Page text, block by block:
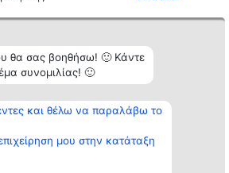
θα σας βοηθήσω! 🙂 Κάντε
συνομιλίας! 🙂
και θέλω να παραλάβω το
μου στην κατάταξη
Κατάταξη
Διακριθέντες
Λίστα όλων
διακριθέντων
Μεθοδολογία
προϋποθέσεις
ΠΟΛΙΤΙΚΗ
Επικοινωνία